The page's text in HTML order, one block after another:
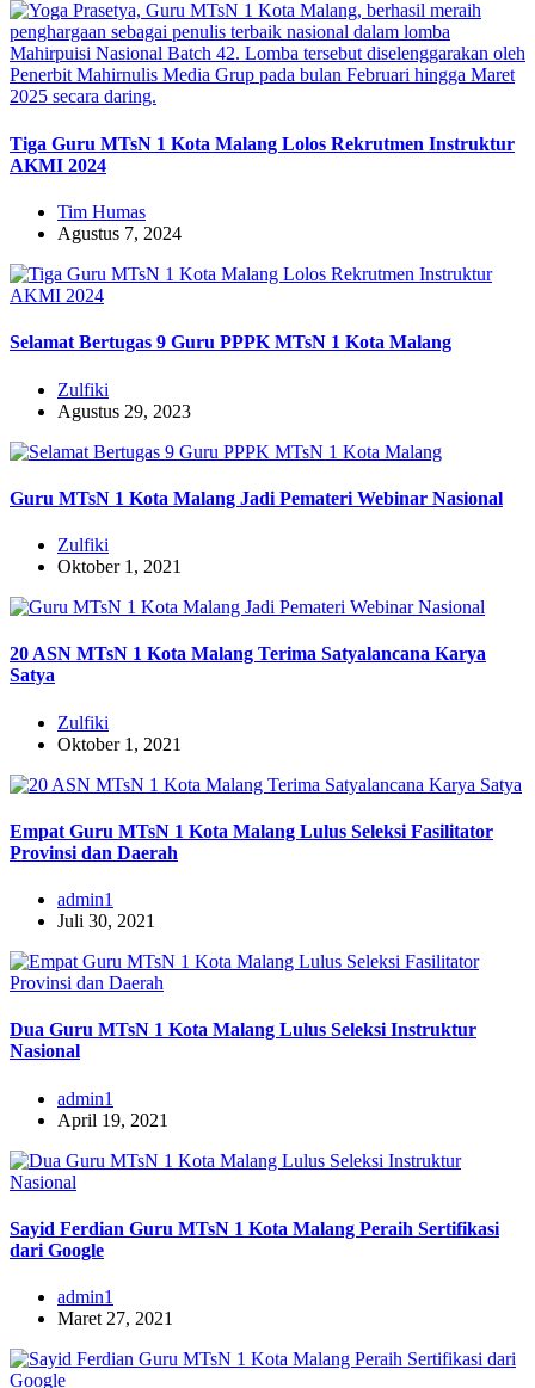
Tiga Guru MTsN 1 Kota Malang Lolos Rekrutmen Instruktur
AKMI 2024
Tim Humas
Agustus 7, 2024
Selamat Bertugas 9 Guru PPPK MTsN 1 Kota Malang
Zulfiki
Agustus 29, 2023
Guru MTsN 1 Kota Malang Jadi Pemateri Webinar Nasional
Zulfiki
Oktober 1, 2021
20 ASN MTsN 1 Kota Malang Terima Satyalancana Karya
Satya
Zulfiki
Oktober 1, 2021
Empat Guru MTsN 1 Kota Malang Lulus Seleksi Fasilitator
Provinsi dan Daerah
admin1
Juli 30, 2021
Dua Guru MTsN 1 Kota Malang Lulus Seleksi Instruktur
Nasional
admin1
April 19, 2021
Sayid Ferdian Guru MTsN 1 Kota Malang Peraih Sertifikasi
dari Google
admin1
Maret 27, 2021